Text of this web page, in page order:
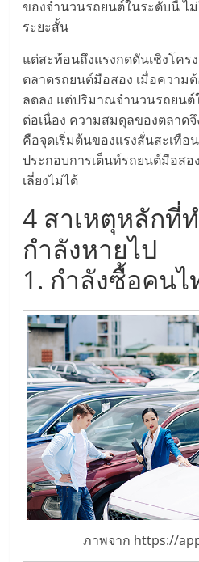
ลงทุน
น้อย
คืน
ทุน
ไว,
ที่
ปรึกษา
การ
ลงทุน
และ
ขยาย
ของจำนวนรถยนต์ในระดับนี้ ไ
ระยะสั้น
แต่สะท้อนถึงแรงกดดันเชิงโคร
ตลาดรถยนต์มือสอง เมื่อความ
ลดลง แต่ปริมาณจำนวนรถยนต์
ต่อเนื่อง ความสมดุลของตลาดจึ
คือจุดเริ่มต้นของแรงสั่นสะเทือ
ประกอบการเต็นท์รถยนต์มือสอ
เลี่ยงไม่ได้
4 สาเหตุหลักที่
กำลังหายไป
1. กำลังซื้อคน
ภาพจาก https://